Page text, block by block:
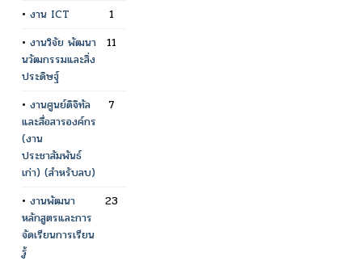
• งาน ICT
1
• งานวิจัย พัฒนา
นวัฒกรรมและสิ่ง
ประดิษฐ์
11
• งานศูนย์ดิจิทัล
และสื่อสารองค์กร
(งาน
ประชาสัมพันธ์
เก่า) (สำหรับลบ)
7
• งานพัฒนา
หลักสูตรและการ
จัดเรียนการเรียน
รู้
23